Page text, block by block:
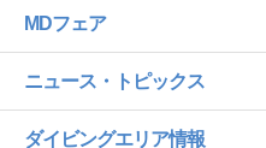
MDフェア
ニュース・トピックス
ダイビングエリア情報